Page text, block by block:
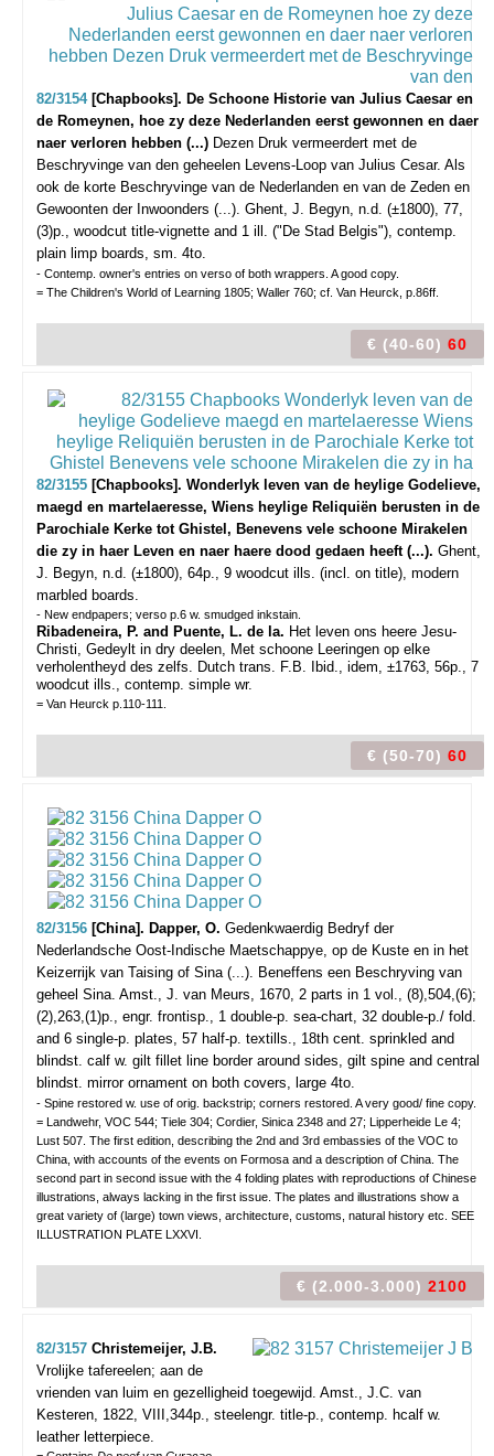
82/3154 [Chapbooks]. De Schoone Historie van Julius Caesar en
de Romeynen, hoe zy deze Nederlanden eerst gewonnen en daer
naer verloren hebben (...) Dezen Druk vermeerdert met de
Beschryvinge van den geheelen Levens-Loop van Julius Cesar. Als
ook de korte Beschryvinge van de Nederlanden en van de Zeden en
Gewoonten der Inwoonders (...). Ghent, J. Begyn, n.d. (±1800), 77,
(3)p., woodcut title-vignette and 1 ill. ("De Stad Belgis"), contemp.
plain limp boards, sm. 4to.
- Contemp. owner's entries on verso of both wrappers. A good copy.
= The Children's World of Learning 1805; Waller 760; cf. Van Heurck, p.86ff.
€ (40-60) 60
82/3155 [Chapbooks]. Wonderlyk leven van de heylige Godelieve,
maegd en martelaeresse, Wiens heylige Reliquiën berusten in de
Parochiale Kerke tot Ghistel, Benevens vele schoone Mirakelen
die zy in haer Leven en naer haere dood gedaen heeft (...). Ghent,
J. Begyn, n.d. (±1800), 64p., 9 woodcut ills. (incl. on title), modern
marbled boards.
- New endpapers; verso p.6 w. smudged inkstain.
Ribadeneira, P. and Puente, L. de la. Het leven ons heere Jesu-
Christi, Gedeylt in dry deelen, Met schoone Leeringen op elke
verholentheyd des zelfs. Dutch trans. F.B. Ibid., idem, ±1763, 56p., 7
woodcut ills., contemp. simple wr.
= Van Heurck p.110-111.
€ (50-70) 60
82/3156 [China]. Dapper, O. Gedenkwaerdig Bedryf der
Nederlandsche Oost-Indische Maetschappye, op de Kuste en in het
Keizerrijk van Taising of Sina (...). Beneffens een Beschryving van
geheel Sina. Amst., J. van Meurs, 1670, 2 parts in 1 vol., (8),504,(6);
(2),263,(1)p., engr. frontisp., 1 double-p. sea-chart, 32 double-p./ fold.
and 6 single-p. plates, 57 half-p. textills., 18th cent. sprinkled and
blindst. calf w. gilt fillet line border around sides, gilt spine and central
blindst. mirror ornament on both covers, large 4to.
- Spine restored w. use of orig. backstrip; corners restored. A very good/ fine copy.
= Landwehr, VOC 544; Tiele 304; Cordier, Sinica 2348 and 27; Lipperheide Le 4;
Lust 507. The first edition, describing the 2nd and 3rd embassies of the VOC to
China, with accounts of the events on Formosa and a description of China. The
second part in second issue with the 4 folding plates with reproductions of Chinese
illustrations, always lacking in the first issue. The plates and illustrations show a
great variety of (large) town views, architecture, customs, natural history etc. SEE
ILLUSTRATION PLATE LXXVI.
€ (2.000-3.000) 2100
82/3157 Christemeijer, J.B.
Vrolijke tafereelen; aan de
vrienden van luim en gezelligheid toegewijd. Amst., J.C. van
Kesteren, 1822, VIII,344p., steelengr. title-p., contemp. hcalf w.
leather letterpiece.